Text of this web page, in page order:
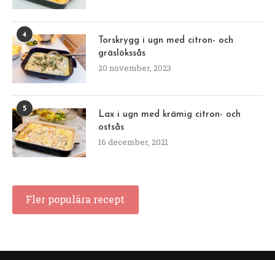
4
Torskrygg i ugn med citron- och
gräslökssås
20 november, 2023
5
Lax i ugn med krämig citron- och
ostsås
16 december, 2021
Fler populära recept